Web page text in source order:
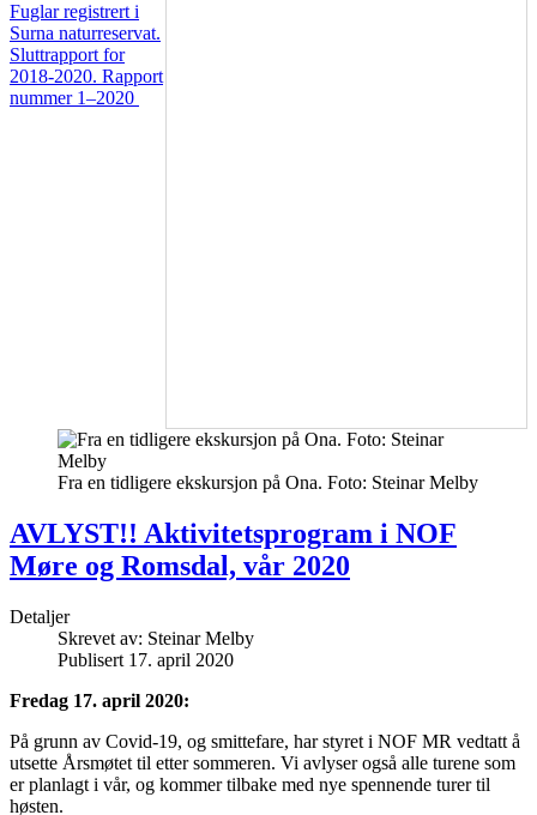
Fuglar registrert i
Surna naturreservat.
Sluttrapport for
2018-2020. Rapport
nummer 1–2020
Fra en tidligere ekskursjon på Ona. Foto: Steinar Melby
AVLYST!! Aktivitetsprogram i NOF
Møre og Romsdal, vår 2020
Detaljer
Skrevet av: Steinar Melby
Publisert 17. april 2020
Fredag 17. april 2020:
På grunn av Covid-19, og smittefare, har styret i NOF MR vedtatt å
utsette Årsmøtet til etter sommeren. Vi avlyser også alle turene som
er planlagt i vår, og kommer tilbake med nye spennende turer til
høsten.